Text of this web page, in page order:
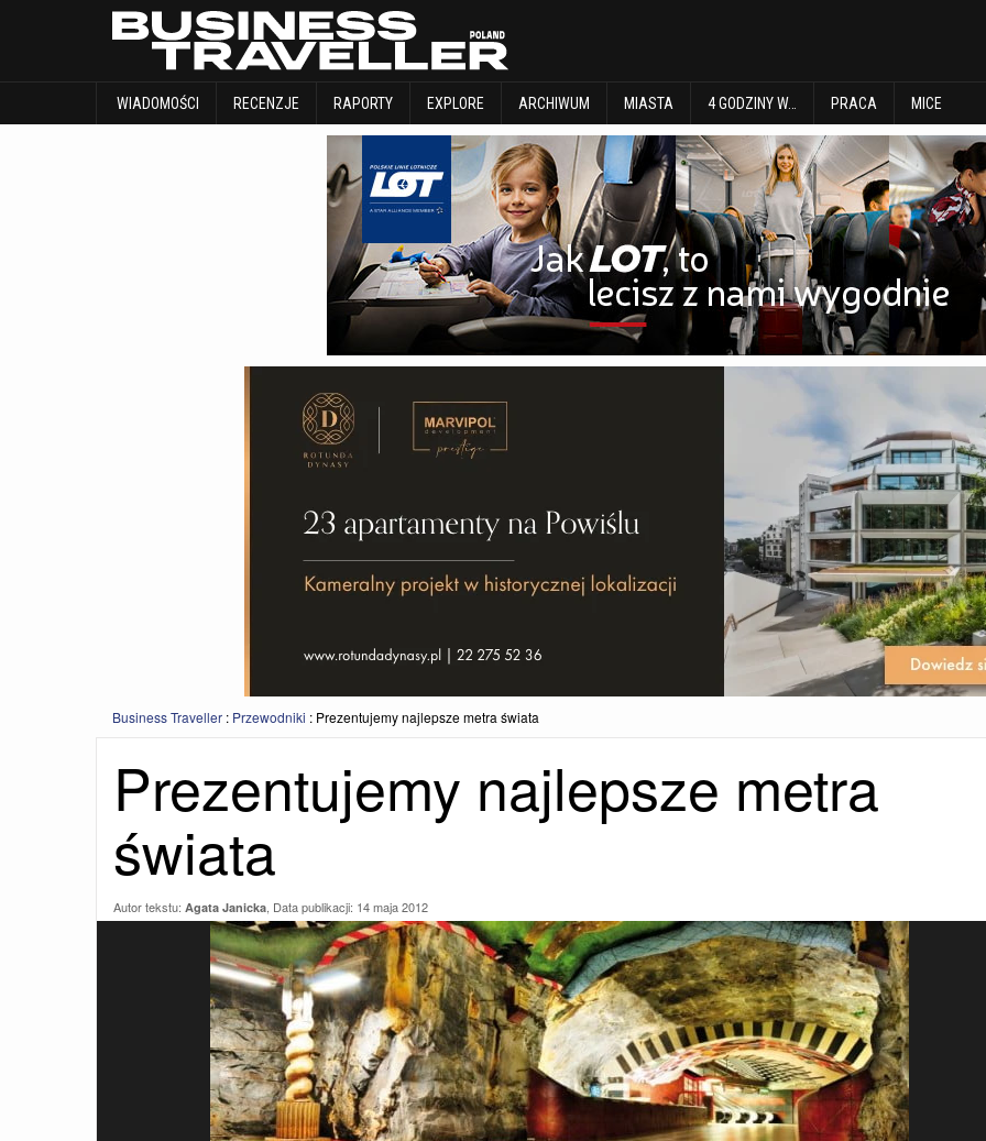
WIADOMOŚCI RECENZJE RAPORTY EXPLORE ARCHIWUM MIASTA 4 GODZINY W… PRACA MICE
WIADOMOŚCI RECENZJE
Business Traveller : Przewodniki : Prezentujemy najlepsze metra świata
Prezentujemy najlepsze metra
świata
Autor tekstu: Agata Janicka, Data publikacji: 14 maja 2012